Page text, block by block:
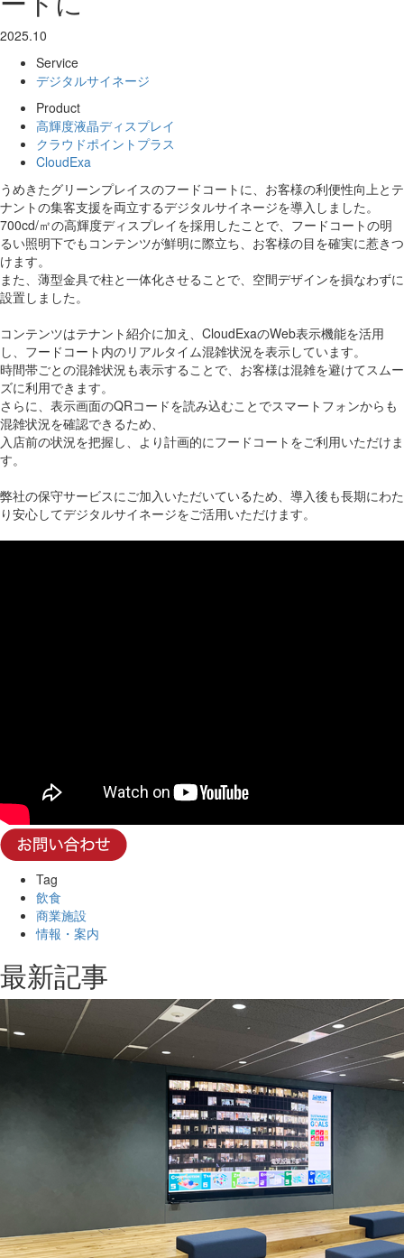
2025.10
Service
デジタルサイネージ
Product
高輝度液晶ディスプレイ
クラウドポイントプラス
CloudExa
うめきたグリーンプレイスのフードコートに、お客様の利便性向上とテ
ナントの集客支援を両立するデジタルサイネージを導入しました。
700cd/㎡の高輝度ディスプレイを採用したことで、フードコートの明
るい照明下でもコンテンツが鮮明に際立ち、お客様の目を確実に惹きつ
けます。
また、薄型金具で柱と一体化させることで、空間デザインを損なわずに
設置しました。
コンテンツはテナント紹介に加え、CloudExaのWeb表示機能を活用
し、フードコート内のリアルタイム混雑状況を表示しています。
時間帯ごとの混雑状況も表示することで、お客様は混雑を避けてスムー
ズに利用できます。
さらに、表示画面のQRコードを読み込むことでスマートフォンからも
混雑状況を確認できるため、
入店前の状況を把握し、より計画的にフードコートをご利用いただけま
す。
弊社の保守サービスにご加入いただいているため、導入後も長期にわた
り安心してデジタルサイネージをご活用いただけます。
Tag
飲食
商業施設
情報・案内
最新記事